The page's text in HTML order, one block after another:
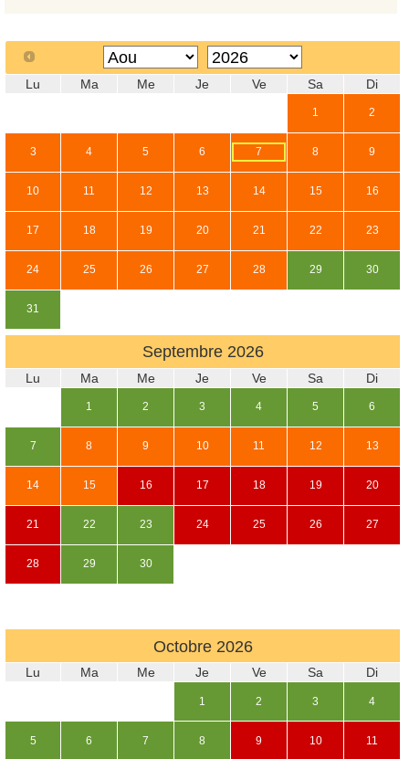
Lu Ma Me Je Ve Sa Di
1 2
3 4 5 6 7 8 9
10 11 12 13 14 15 16
17 18 19 20 21 22 23
24 25 26 27 28 29 30
31
Septembre 2026
Lu Ma Me Je Ve Sa Di
1 2 3 4 5 6
7 8 9 10 11 12 13
14 15 16 17 18 19 20
21 22 23 24 25 26 27
28 29 30
Octobre 2026
Lu Ma Me Je Ve Sa Di
1 2 3 4
5 6 7 8 9 10 11